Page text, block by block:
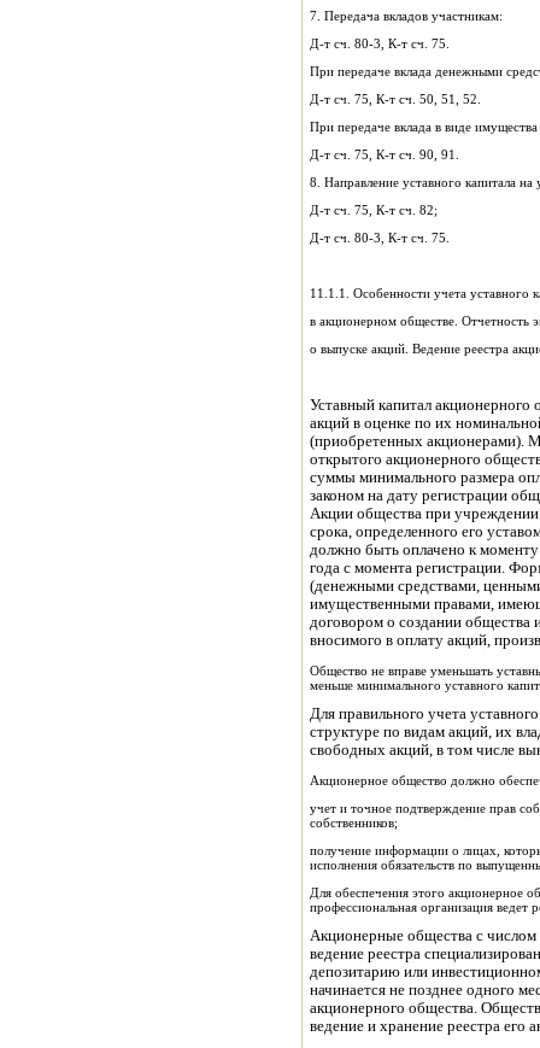
7. Передача вкладов участникам:
Д-т сч. 80-3, К-т сч. 75.
При передаче вклада денежными
Д-т сч. 75, К-т сч. 50, 51, 52.
При передаче вклада в виде имущества
Д-т сч. 75, К-т сч. 90, 91.
8. Направление уставного капитала на
Д-т сч. 75, К-т сч. 82;
Д-т сч. 80-3, К-т сч. 75.
11.1.1. Особенности учета уставного
в акционерном обществе. Отчетность
о выпуске акций. Ведение реестра
Уставный капитал
акций в оценке по их
(приобретенных акционерами).
открытого акционерного
суммы минимального размера
законом на дату регистрации
Акции общества при
срока, определенного его
должно быть оплачено к моменту
года с момента регистрации.
(денежными средствами,
имущественными правами,
договором о создании общества
вносимого в оплату акций,
Общество не вправе уменьшать
меньше минимального уставного
Для правильного учета
структуре по видам акций, их
свободных акций, в том числе
Акционерное общество должно
учет и точное подтверждение прав
собственников;
получение информации о лицах,
исполнения обязательств по
Для обеспечения этого акционерное
профессиональная организация ведет
Акционерные общества с числом
ведение реестра
депозитарию или
начинается не позднее одного
акционерного общества.
ведение и хранение реестра его